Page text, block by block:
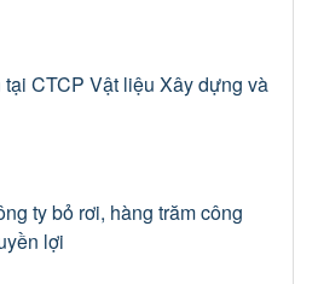
CTCP Vật liệu Xây dựng và
ty bỏ rơi, hàng trăm công
lợi